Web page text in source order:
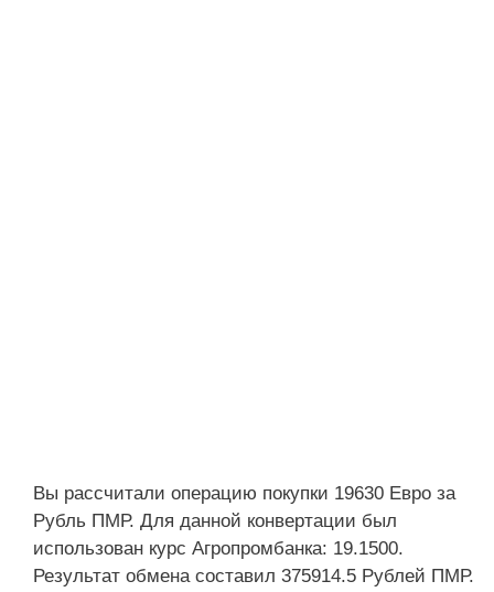
Вы рассчитали операцию покупки 19630 Евро за
Рубль ПМР. Для данной конвертации был
использован курс Агропромбанка: 19.1500.
Результат обмена составил 375914.5 Рублей ПМР.